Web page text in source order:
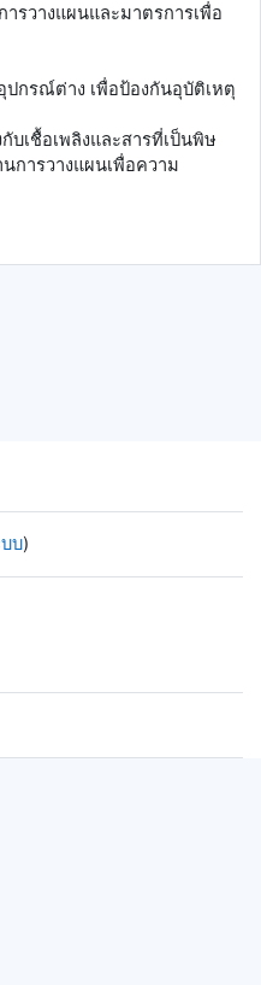
ารวางแผนและมาตรการเพื่อ
กรณ์ต่าง เพื่อป้องกันอุบัติเหตุ
บเชื้อเพลิงและสารที่เป็นพิษ
การวางแผนเพื่อความ
บ)